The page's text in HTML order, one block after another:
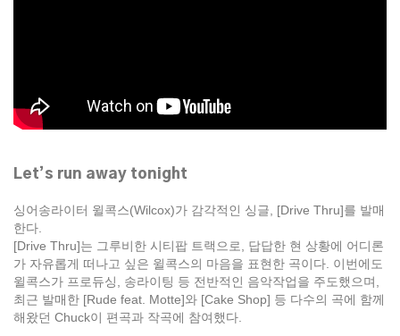
Let’s run away tonight
싱어송라이터 윌콕스(Wilcox)가 감각적인 싱글, [Drive Thru]를 발매
한다.
[Drive Thru]는 그루비한 시티팝 트랙으로, 답답한 현 상황에 어디론
가 자유롭게 떠나고 싶은 윌콕스의 마음을 표현한 곡이다. 이번에도
윌콕스가 프로듀싱, 송라이팅 등 전반적인 음악작업을 주도했으며,
최근 발매한 [Rude feat. Motte]와 [Cake Shop] 등 다수의 곡에 함께
해왔던 Chuck이 편곡과 작곡에 참여했다.